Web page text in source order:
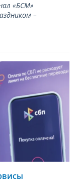
«БСМ»
–